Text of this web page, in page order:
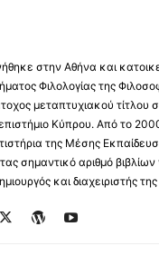
στην Αθήνα και
Φιλολογίας της
μεταπτυχιακού
Κύπρου. Από το
της Μέσης
σημαντικό αριθμό
και διαχειριστής